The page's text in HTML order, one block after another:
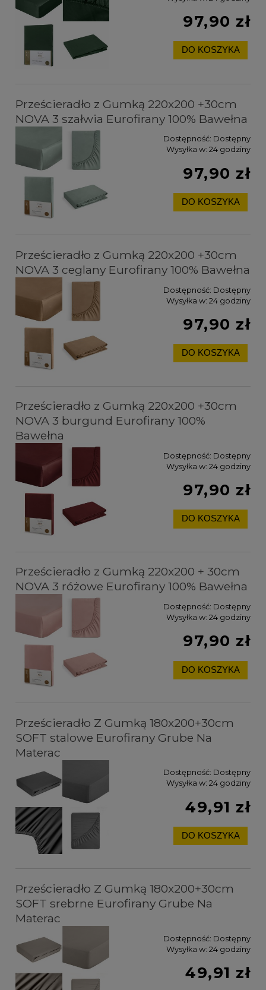
97,90 zł
DO KOSZYKA
Prześcieradło z Gumką 220x200 +30cm
NOVA 3 szałwia Eurofirany 100% Bawełna
Dostępność: Dostępny
Wysyłka w: 24 godziny
97,90 zł
DO KOSZYKA
Prześcieradło z Gumką 220x200 +30cm
NOVA 3 ceglany Eurofirany 100% Bawełna
Dostępność: Dostępny
Wysyłka w: 24 godziny
97,90 zł
DO KOSZYKA
Prześcieradło z Gumką 220x200 +30cm
NOVA 3 burgund Eurofirany 100%
Bawełna
Dostępność: Dostępny
Wysyłka w: 24 godziny
97,90 zł
DO KOSZYKA
Prześcieradło z Gumką 220x200 + 30cm
NOVA 3 różowe Eurofirany 100% Bawełna
Dostępność: Dostępny
Wysyłka w: 24 godziny
97,90 zł
DO KOSZYKA
Prześcieradło Z Gumką 180x200+30cm
SOFT stalowe Eurofirany Grube Na
Materac
Dostępność: Dostępny
Wysyłka w: 24 godziny
49,91 zł
DO KOSZYKA
Prześcieradło Z Gumką 180x200+30cm
SOFT srebrne Eurofirany Grube Na
Materac
Dostępność: Dostępny
Wysyłka w: 24 godziny
49,91 zł